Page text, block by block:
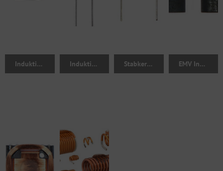
Induktivitäten Induktivitäten abgeschirmt Stabkerndrosseln EMV Induktivitäten